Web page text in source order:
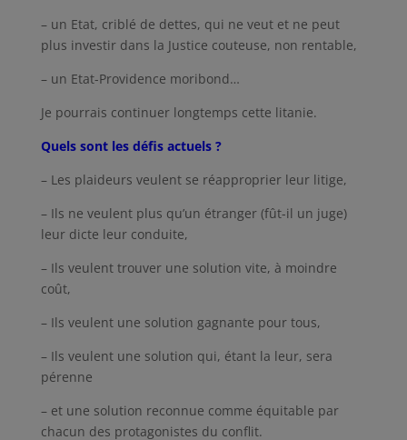
– un Etat, criblé de dettes, qui ne veut et ne peut
plus investir dans la Justice couteuse, non rentable,
– un Etat-Providence moribond…
Je pourrais continuer longtemps cette litanie.
Quels sont les défis actuels ?
– Les plaideurs veulent se réapproprier leur litige,
– Ils ne veulent plus qu’un étranger (fût-il un juge)
leur dicte leur conduite,
– Ils veulent trouver une solution vite, à moindre
coût,
– Ils veulent une solution gagnante pour tous,
– Ils veulent une solution qui, étant la leur, sera
pérenne
– et une solution reconnue comme équitable par
chacun des protagonistes du conflit.